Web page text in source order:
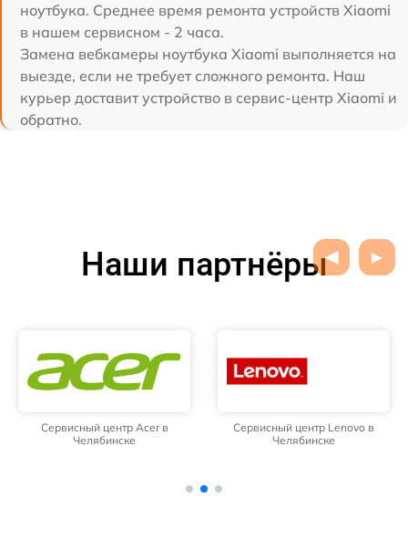
ноутбука. Среднее время ремонта устройств Xiaomi
в нашем сервисном - 2 часа.
Замена вебкамеры ноутбука Xiaomi выполняется на
выезде, если не требует сложного ремонта. Наш
курьер доставит устройство в сервис-центр Xiaomi и
обратно.
Наши партнёры
Сервисный центр Acer в
Челябинске
Сервисный центр Lenovo в
Челябинске